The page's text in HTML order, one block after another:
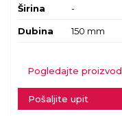
Širina -
Dubina 150 mm
Pogledajte proizvod
Pošaljite upit